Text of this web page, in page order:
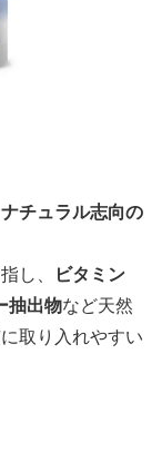
チュラル志向の
し、
ビタミン
抽出物など天然
取り入れやすい